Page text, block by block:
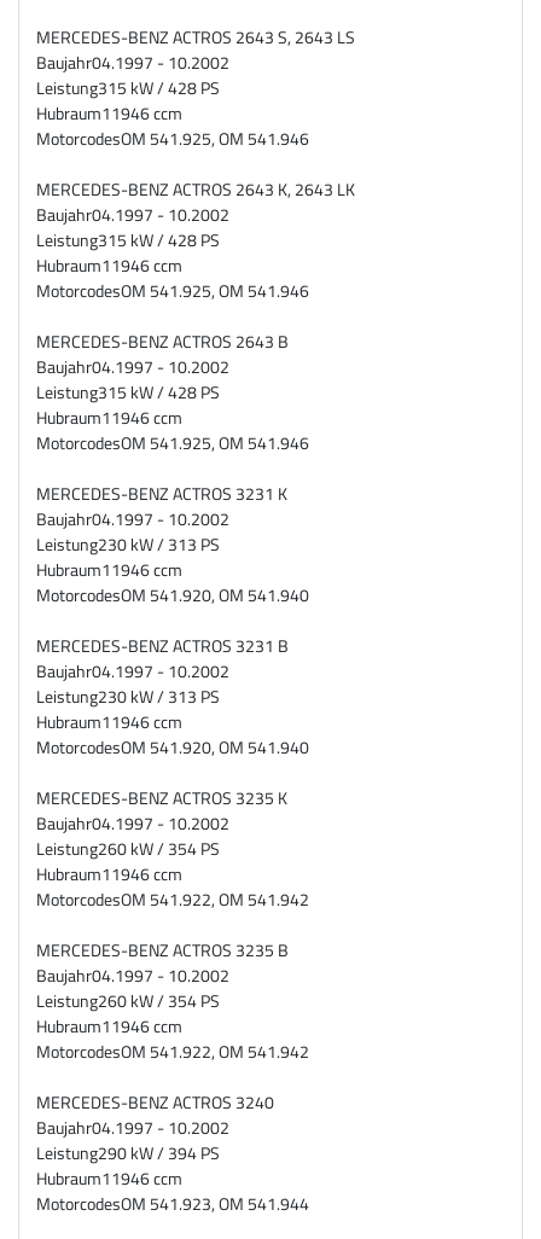
MERCEDES-BENZ ACTROS 2643 S, 2643 LS
Baujahr04.1997 - 10.2002
Leistung315 kW / 428 PS
Hubraum11946 ccm
MotorcodesOM 541.925, OM 541.946
MERCEDES-BENZ ACTROS 2643 K, 2643 LK
Baujahr04.1997 - 10.2002
Leistung315 kW / 428 PS
Hubraum11946 ccm
MotorcodesOM 541.925, OM 541.946
MERCEDES-BENZ ACTROS 2643 B
Baujahr04.1997 - 10.2002
Leistung315 kW / 428 PS
Hubraum11946 ccm
MotorcodesOM 541.925, OM 541.946
MERCEDES-BENZ ACTROS 3231 K
Baujahr04.1997 - 10.2002
Leistung230 kW / 313 PS
Hubraum11946 ccm
MotorcodesOM 541.920, OM 541.940
MERCEDES-BENZ ACTROS 3231 B
Baujahr04.1997 - 10.2002
Leistung230 kW / 313 PS
Hubraum11946 ccm
MotorcodesOM 541.920, OM 541.940
MERCEDES-BENZ ACTROS 3235 K
Baujahr04.1997 - 10.2002
Leistung260 kW / 354 PS
Hubraum11946 ccm
MotorcodesOM 541.922, OM 541.942
MERCEDES-BENZ ACTROS 3235 B
Baujahr04.1997 - 10.2002
Leistung260 kW / 354 PS
Hubraum11946 ccm
MotorcodesOM 541.922, OM 541.942
MERCEDES-BENZ ACTROS 3240
Baujahr04.1997 - 10.2002
Leistung290 kW / 394 PS
Hubraum11946 ccm
MotorcodesOM 541.923, OM 541.944